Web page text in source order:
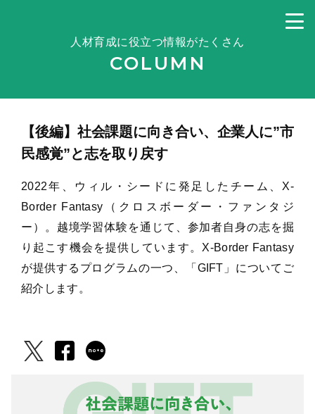
人材育成に役立つ情報がたくさん
COLUMN
【後編】社会課題に向き合い、企業人に”市
民感覚”と志を取り戻す
2022年、ウィル・シードに発足したチーム、X-
Border Fantasy（クロスボーダー・ファンタジ
ー）。越境学習体験を通じて、参加者自身の志を掘
り起こす機会を提供しています。X-Border Fantasy
が提供するプログラムの一つ、「GIFT」についてご
紹介します。